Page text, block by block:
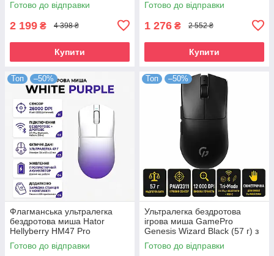
PAW3311 12000 DPI
Готово до відправки
2 199 ₴ 4 398 ₴
Купити
станцією
Готово до відправки
1 276 ₴ 2 552 ₴
Купити
Топ –50%
Флагманська ультралегка
бездротова миша Hator
Hellyberry HM47 Pro
White/Violet Gradient (47 г) з
магнітною док-станцією
Готово до відправки
Топ –50%
Ультралегка бездротова
ігрова миша GamePro
Genesis Wizard Black (57 г) з
магнітною док-станцією.
Сенсор PixArt PAW3311
Готово до відправки